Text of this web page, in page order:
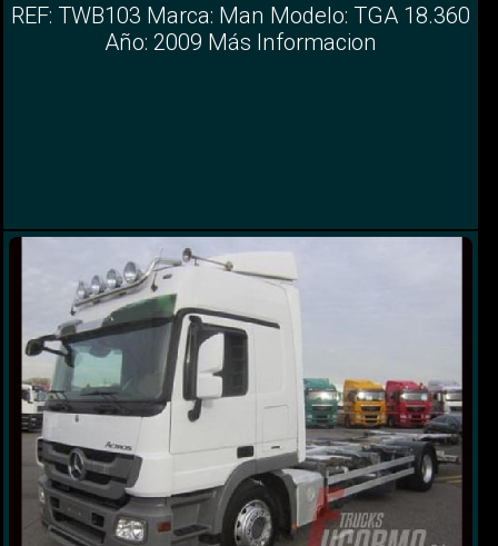
REF: TWB103 Marca: Man Modelo: TGA 18.360
Año: 2009 Más Informacion